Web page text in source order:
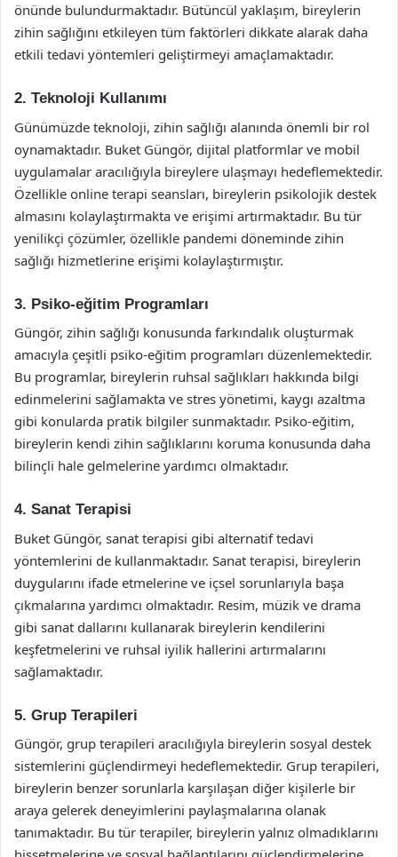
önünde bulundurmaktadır. Bütüncül yaklaşım, bireylerin
zihin sağlığını etkileyen tüm faktörleri dikkate alarak daha
etkili tedavi yöntemleri geliştirmeyi amaçlamaktadır.
2. Teknoloji Kullanımı
Günümüzde teknoloji, zihin sağlığı alanında önemli bir rol
oynamaktadır. Buket Güngör, dijital platformlar ve mobil
uygulamalar aracılığıyla bireylere ulaşmayı hedeflemektedir.
Özellikle online terapi seansları, bireylerin psikolojik destek
almasını kolaylaştırmakta ve erişimi artırmaktadır. Bu tür
yenilikçi çözümler, özellikle pandemi döneminde zihin
sağlığı hizmetlerine erişimi kolaylaştırmıştır.
3. Psiko-eğitim Programları
Güngör, zihin sağlığı konusunda farkındalık oluşturmak
amacıyla çeşitli psiko-eğitim programları düzenlemektedir.
Bu programlar, bireylerin ruhsal sağlıkları hakkında bilgi
edinmelerini sağlamakta ve stres yönetimi, kaygı azaltma
gibi konularda pratik bilgiler sunmaktadır. Psiko-eğitim,
bireylerin kendi zihin sağlıklarını koruma konusunda daha
bilinçli hale gelmelerine yardımcı olmaktadır.
4. Sanat Terapisi
Buket Güngör, sanat terapisi gibi alternatif tedavi
yöntemlerini de kullanmaktadır. Sanat terapisi, bireylerin
duygularını ifade etmelerine ve içsel sorunlarıyla başa
çıkmalarına yardımcı olmaktadır. Resim, müzik ve drama
gibi sanat dallarını kullanarak bireylerin kendilerini
keşfetmelerini ve ruhsal iyilik hallerini artırmalarını
sağlamaktadır.
5. Grup Terapileri
Güngör, grup terapileri aracılığıyla bireylerin sosyal destek
sistemlerini güçlendirmeyi hedeflemektedir. Grup terapileri,
bireylerin benzer sorunlarla karşılaşan diğer kişilerle bir
araya gelerek deneyimlerini paylaşmalarına olanak
tanımaktadır. Bu tür terapiler, bireylerin yalnız olmadıklarını